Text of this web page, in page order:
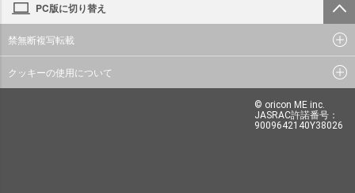
PC版に切り替え
禁無断複写転載
クッキーの使用について
© oricon ME inc.
JASRAC許諾番号：
9009642140Y38026